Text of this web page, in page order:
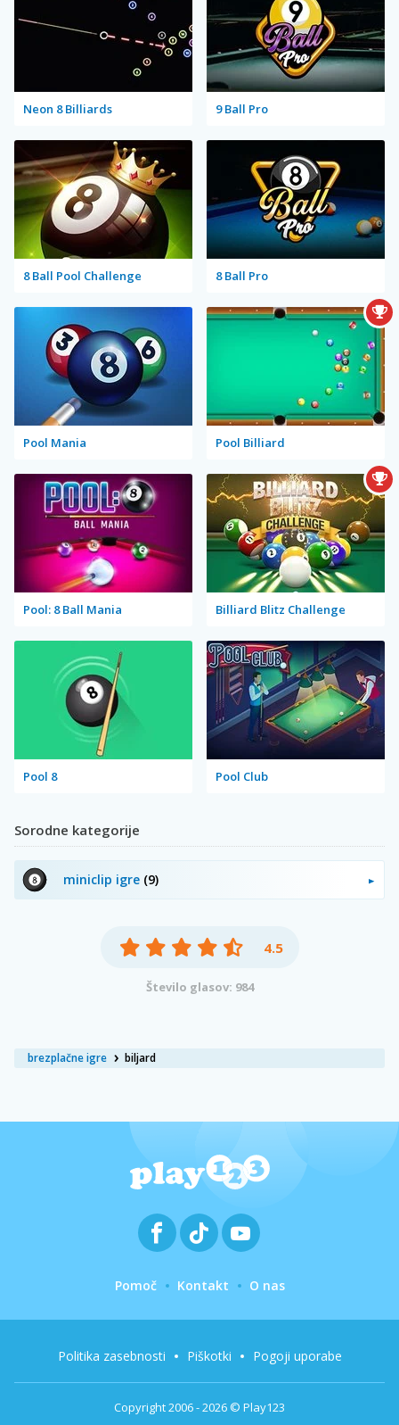
brezplačne igre biljard
Neon 8 Billiards 9 Ball Pro
8 Ball Pool Challenge 8 Ball Pro
Pool Mania Pool Billiard
Pool: 8 Ball Mania Billiard Blitz Challenge
Pool 8 Pool Club
Sorodne kategorije
miniclip igre (9)
4.5
Število glasov: 984
Pomoč Kontakt O nas
Copyright 2006 - 2026 © Play123
Politika zasebnosti Piškotki Pogoji uporabe